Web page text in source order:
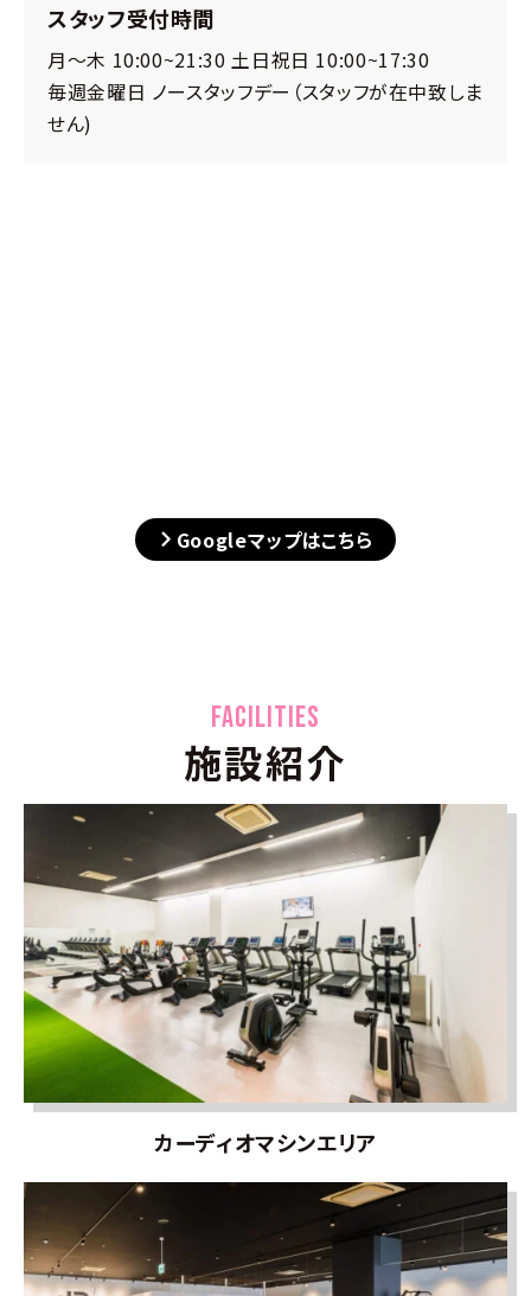
スタッフ受付時間
月〜木 10:00~21:30 土日祝日 10:00~17:30
毎週金曜日 ノースタッフデー（スタッフが在中致しま
せん)
Googleマップはこちら
FACILITIES
施設紹介
カーディオマシンエリア